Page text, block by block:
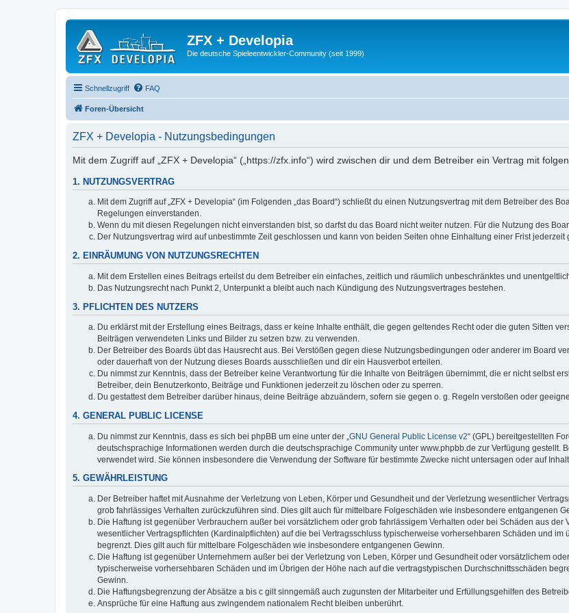
ZFX + Developia
Die deutsche Spieleentwickler-Community (seit 1999).
Schnellzugriff FAQ
Foren-Übersicht
ZFX + Developia - Nutzungsbedingungen
Mit dem Zugriff auf „ZFX + Developia“ („https://zfx.info“) wird zwischen dir und dem Betreiber ein Vertrag mit
1. NUTZUNGSVERTRAG
Mit dem Zugriff auf „ZFX + Developia“ (im Folgenden „das Board“) schließt du einen Nutzungsvertrag mit dem Betreiber des
Regelungen einverstanden.
Wenn du mit diesen Regelungen nicht einverstanden bist, so darfst du das Board nicht weiter nutzen. Für die Nutzung des
Der Nutzungsvertrag wird auf unbestimmte Zeit geschlossen und kann von beiden Seiten ohne Einhaltung einer Frist jederzeit
2. EINRÄUMUNG VON NUTZUNGSRECHTEN
Mit dem Erstellen eines Beitrags erteilst du dem Betreiber ein einfaches, zeitlich und räumlich unbeschränktes und
Das Nutzungsrecht nach Punkt 2, Unterpunkt a bleibt auch nach Kündigung des Nutzungsvertrages bestehen.
3. PFLICHTEN DES NUTZERS
Du erklärst mit der Erstellung eines Beitrags, dass er keine Inhalte enthält, die gegen geltendes Recht oder die guten Sitten
Beiträgen verwendeten Links und Bilder zu setzen bzw. zu verwenden.
Der Betreiber des Boards übt das Hausrecht aus. Bei Verstößen gegen diese Nutzungsbedingungen oder anderer im Board
oder dauerhaft von der Nutzung dieses Boards ausschließen und dir ein Hausverbot erteilen.
Du nimmst zur Kenntnis, dass der Betreiber keine Verantwortung für die Inhalte von Beiträgen übernimmt, die er nicht selbst
Betreiber, dein Benutzerkonto, Beiträge und Funktionen jederzeit zu löschen oder zu sperren.
Du gestattest dem Betreiber darüber hinaus, deine Beiträge abzuändern, sofern sie gegen o. g. Regeln verstoßen oder
4. GENERAL PUBLIC LICENSE
Du nimmst zur Kenntnis, dass es sich bei phpBB um eine unter der „ GNU General Public License v2“ (GPL) bereitgestellten
deutschsprachige Informationen werden durch die deutschsprachige Community unter www.phpbb.de zur Verfügung gestellt.
verwendet wird. Sie können insbesondere die Verwendung der Software für bestimmte Zwecke nicht untersagen oder auf
5. GEWÄHRLEISTUNG
Der Betreiber haftet mit Ausnahme der Verletzung von Leben, Körper und Gesundheit und der Verletzung wesentlicher
grob fahrlässiges Verhalten zurückzuführen sind. Dies gilt auch für mittelbare Folgeschäden wie insbesondere entgangenen
Die Haftung ist gegenüber Verbrauchern außer bei vorsätzlichem oder grob fahrlässigem Verhalten oder bei Schäden aus
wesentlicher Vertragspflichten (Kardinalpflichten) auf die bei Vertragsschluss typischerweise vorhersehbaren Schäden und
begrenzt. Dies gilt auch für mittelbare Folgeschäden wie insbesondere entgangenen Gewinn.
Die Haftung ist gegenüber Unternehmern außer bei der Verletzung von Leben, Körper und Gesundheit oder vorsätzlichem
typischerweise vorhersehbaren Schäden und im Übrigen der Höhe nach auf die vertragstypischen Durchschnittsschäden
Gewinn.
Die Haftungsbegrenzung der Absätze a bis c gilt sinngemäß auch zugunsten der Mitarbeiter und Erfüllungsgehilfen des
Ansprüche für eine Haftung aus zwingendem nationalem Recht bleiben unberührt.